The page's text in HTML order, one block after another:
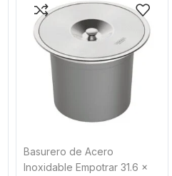
Basurero de Acero
Inoxidable Empotrar 31.6 x